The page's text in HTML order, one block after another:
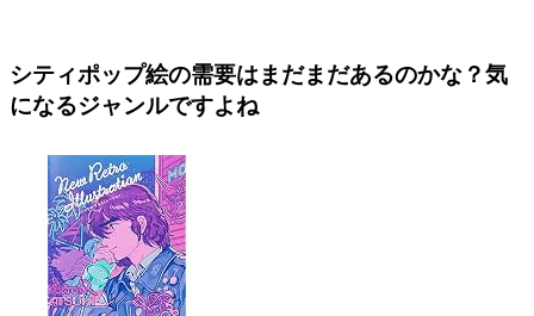
シティポップ絵の需要はまだまだあるのかな？気
になるジャンルですよね